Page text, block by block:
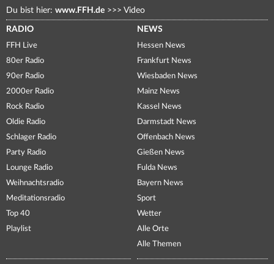
Du bist hier: www.FFH.de >>> Video
RADIO
FFH Live
80er Radio
90er Radio
2000er Radio
Rock Radio
Oldie Radio
Schlager Radio
Party Radio
Lounge Radio
Weihnachtsradio
Meditationsradio
Top 40
Playlist
NEWS
Hessen News
Frankfurt News
Wiesbaden News
Mainz News
Kassel News
Darmstadt News
Offenbach News
Gießen News
Fulda News
Bayern News
Sport
Wetter
Alle Orte
Alle Themen